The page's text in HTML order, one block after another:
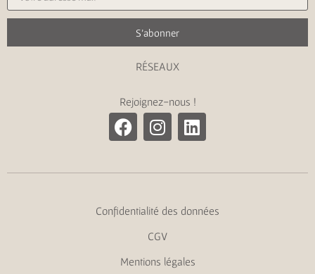
S'abonner
RÉSEAUX
Rejoignez-nous !
Confidentialité des données
CGV
Mentions légales